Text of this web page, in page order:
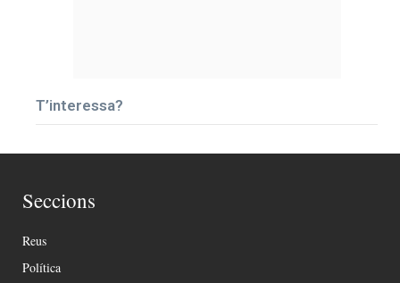
T’interessa?
Seccions
Reus
Política